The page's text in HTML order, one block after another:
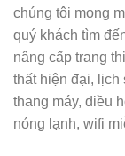
chúng tôi mong
quý khách tìm
nâng cấp trang
thất hiện đại, lịch
thang máy, điều
nóng lạnh, wifi